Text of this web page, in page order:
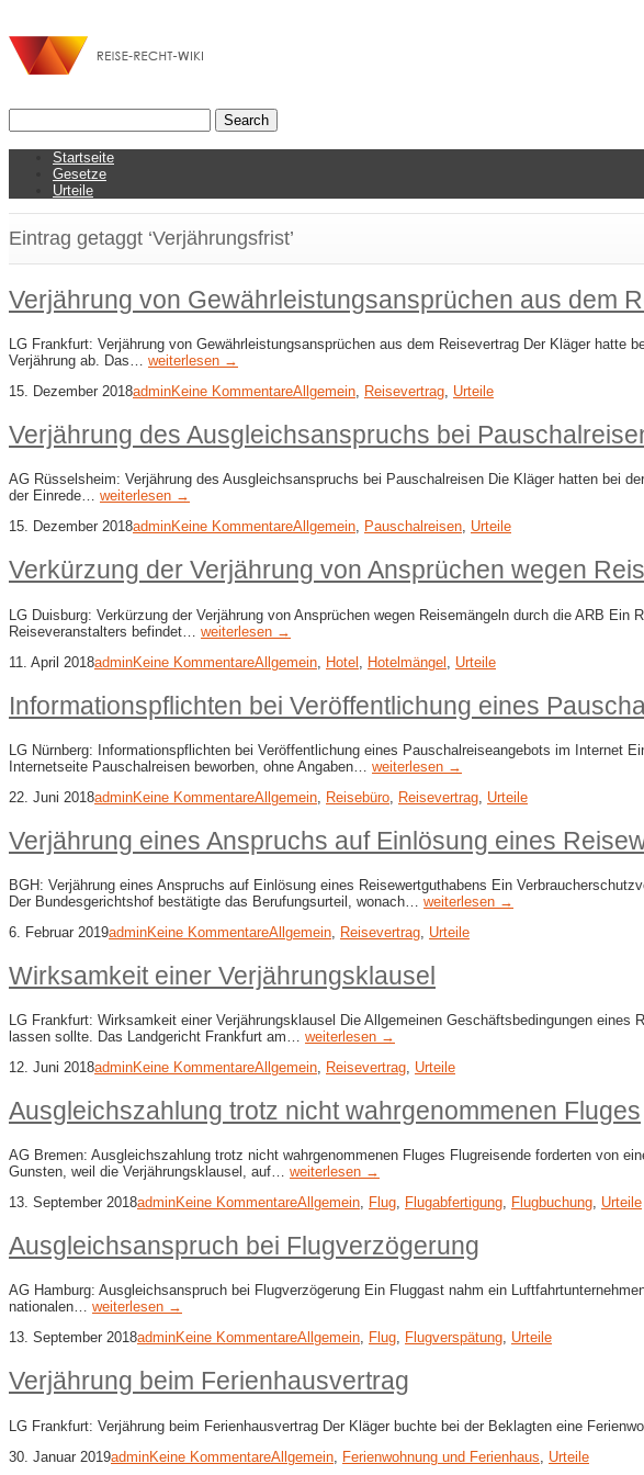
Startseite
Gesetze
Urteile
Eintrag getaggt ‘Verjährungsfrist’
Verjährung von Gewährleistungsansprüchen aus dem
LG Frankfurt: Verjährung von Gewährleistungsansprüchen aus dem Reisevertrag Der Kläger
Verjährung ab. Das… weiterlesen →
15. Dezember 2018adminKeine KommentareAllgemein, Reisevertrag, Urteile
Verjährung des Ausgleichsanspruchs bei
AG Rüsselsheim: Verjährung des Ausgleichsanspruchs bei Pauschalreisen Die Kläger hatten bei
der Einrede… weiterlesen →
15. Dezember 2018adminKeine KommentareAllgemein, Pauschalreisen, Urteile
Verkürzung der Verjährung von Ansprüchen wegen
LG Duisburg: Verkürzung der Verjährung von Ansprüchen wegen Reisemängeln durch die ARB
Reiseveranstalters befindet… weiterlesen →
11. April 2018adminKeine KommentareAllgemein Hotel Hotelmängel Urteile
Informationspflichten bei Veröffentlichung eines
LG Nürnberg: Informationspflichten bei Veröffentlichung eines Pauschalreiseangebots im Internet
Internetseite Pauschalreisen beworben, ohne Angaben… weiterlesen →
22. Juni 2018adminKeine KommentareAllgemein Reisebüro Reisevertrag Urteile
Verjährung eines Anspruchs auf Einlösung eines
BGH: Verjährung eines Anspruchs auf Einlösung eines Reisewertguthabens Ein
Der Bundesgerichtshof bestätigte das Berufungsurteil, wonach… weiterlesen →
6. Februar 2019adminKeine KommentareAllgemein Reisevertrag Urteile
Wirksamkeit einer Verjährungsklausel
LG Frankfurt: Wirksamkeit einer Verjährungsklausel Die Allgemeinen Geschäftsbedingungen
lassen sollte. Das Landgericht Frankfurt am… weiterlesen →
12. Juni 2018adminKeine KommentareAllgemein, Reisevertrag, Urteile
Ausgleichszahlung trotz nicht wahrgenommenen Fluges
AG Bremen: Ausgleichszahlung trotz nicht wahrgenommenen Fluges Flugreisende forderten von
Gunsten, weil die Verjährungsklausel, auf… weiterlesen →
13. September 2018adminKeine KommentareAllgemein, Flug, Flugabfertigung, Flugbuchung, Urteile
Ausgleichsanspruch bei Flugverzögerung
AG Hamburg: Ausgleichsanspruch bei Flugverzögerung Ein Fluggast nahm ein
nationalen… weiterlesen →
13. September 2018adminKeine KommentareAllgemein, Flug, Flugverspätung, Urteile
Verjährung beim Ferienhausvertrag
LG Frankfurt: Verjährung beim Ferienhausvertrag Der Kläger buchte bei der Beklagten eine
30. Januar 2019adminKeine KommentareAllgemein Ferienwohnung und Ferienhaus Urteile